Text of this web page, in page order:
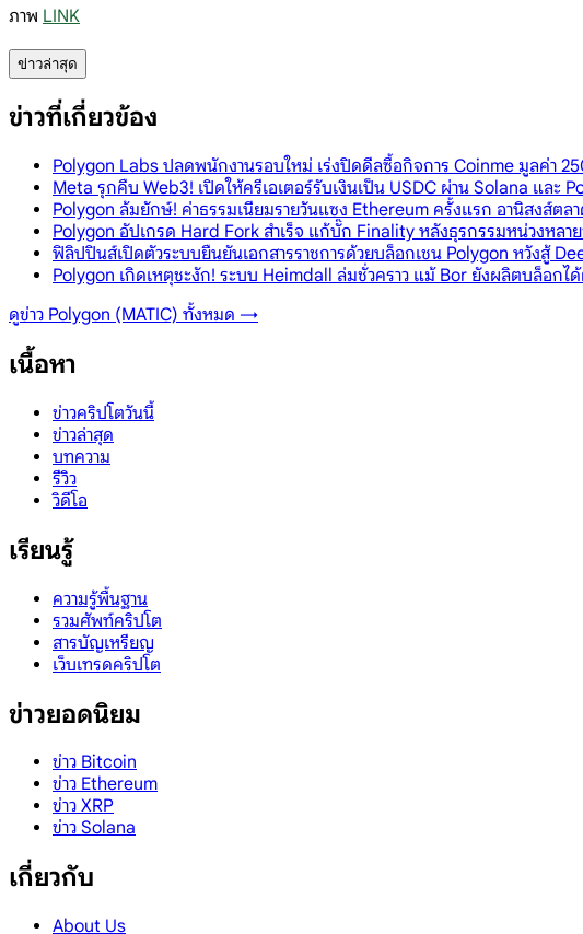
ภาพ LINK
ข่าวล่าสุด
ข่าวที่เกี่ยวข้อง
Polygon Labs ปลดพนักงานรอบใหม่ เร่งปิดดีลซื้อกิจการ Coinme มูลค่า
Meta รุกคืบ Web3! เปิดให้ครีเอเตอร์รับเงินเป็น USDC ผ่าน Solana และ
Polygon ล้มยักษ์! ค่าธรรมเนียมรายวันแซง Ethereum ครั้งแรก อานิสงส์ต
Polygon อัปเกรด Hard Fork สำเร็จ แก้บั๊ก Finality หลังธุรกรรมหน่วงหลาย
ฟิลิปปินส์เปิดตัวระบบยืนยันเอกสารราชการด้วยบล็อกเชน Polygon หวังสู้
Polygon เกิดเหตุชะงัก! ระบบ Heimdall ล่มชั่วคราว แม้ Bor ยังผลิตบล็อกไ
ดูข่าว Polygon (MATIC) ทั้งหมด →
เนื้อหา
ข่าวคริปโตวันนี้
ข่าวล่าสุด
บทความ
รีวิว
วิดีโอ
เรียนรู้
ความรู้พื้นฐาน
รวมศัพท์คริปโต
สารบัญเหรียญ
เว็บเทรดคริปโต
ข่าวยอดนิยม
ข่าว Bitcoin
ข่าว Ethereum
ข่าว XRP
ข่าว Solana
เกี่ยวกับ
About Us